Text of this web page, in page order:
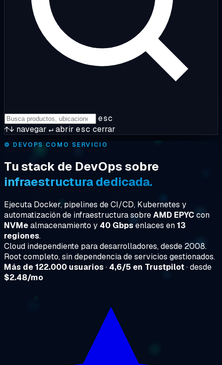
esc
↑↓ navegar ↵abrir esc cerrar
⚙️ DEVOPS COMO SERVICIO
Tu stack de DevOps sobre
infraestructura dedicada.
Ejecuta Docker, pipelines de CI/CD, Kubernetes y
automatización de infraestructura sobreAMD EPYCcon
NVMealmacenamiento y 40 Gbpsenlaces en13
regiones.
Cloud independiente para desarrolladores, desde 2008.
Root completo, sin dependencia de servicios gestionados.
Más de 122.000 usuarios· 4,6/5 en Trustpilot· desde
$2.48/mo